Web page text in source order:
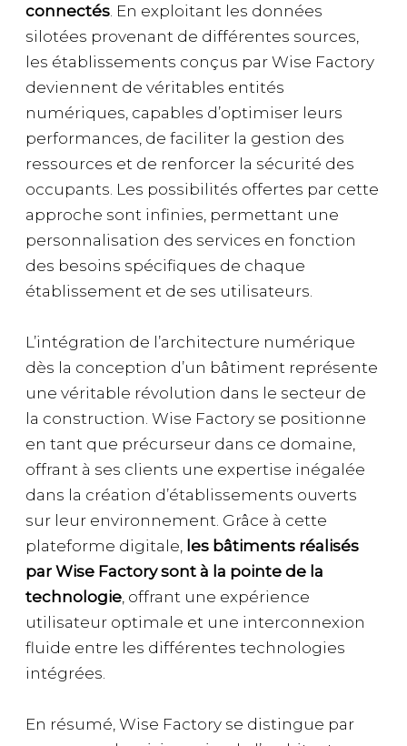
connectés . En exploitant les données
silotées provenant de différentes sources,
les établissements conçus par Wise Factory
deviennent de véritables entités
numériques, capables d’optimiser leurs
performances, de faciliter la gestion des
ressources et de renforcer la sécurité des
occupants. Les possibilités offertes par cette
approche sont infinies, permettant une
personnalisation des services en fonction
des besoins spécifiques de chaque
établissement et de ses utilisateurs.
L’intégration de l’architecture numérique
dès la conception d’un bâtiment représente
une véritable révolution dans le secteur de
la construction. Wise Factory se positionne
en tant que précurseur dans ce domaine,
offrant à ses clients une expertise inégalée
dans la création d’établissements ouverts
sur leur environnement. Grâce à cette
plateforme digitale, les bâtiments réalisés
par Wise Factory sont à la pointe de la
technologie , offrant une expérience
utilisateur optimale et une interconnexion
fluide entre les différentes technologies
intégrées.
En résumé, Wise Factory se distingue par